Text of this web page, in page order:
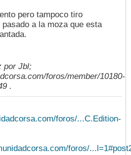
pero tampoco tiro
a la moza que esta
por Jbl;
foros/member/10180-
.
foros/...C.Edition-
foros/